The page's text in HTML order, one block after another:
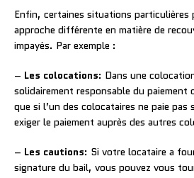
Enfin, certaines situations particulières
approche différente en matière de
impayés. Par exemple :
– Les colocations: Dans une
solidairement responsable du paiement
que si l’un des colocataires ne paie pas
exiger le paiement auprès des autres
– Les cautions: Si votre locataire a
signature du bail, vous pouvez vous